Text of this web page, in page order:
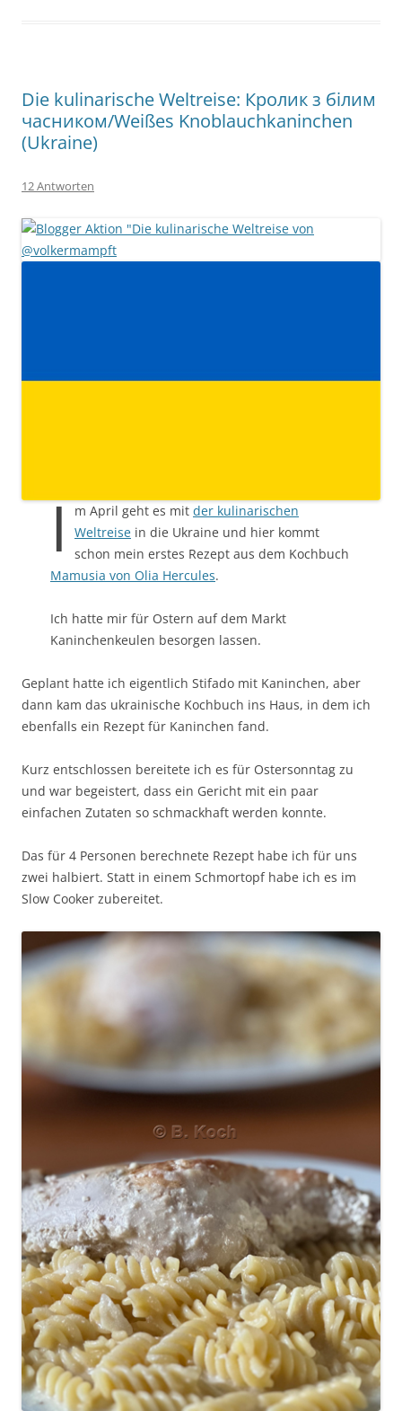
Die kulinarische Weltreise: Кролик з білим
часником/Weißes Knoblauchkaninchen
(Ukraine)
12 Antworten
I m April geht es mit der kulinarischen
Weltreise in die Ukraine und hier kommt
schon mein erstes Rezept aus dem Kochbuch
Mamusia von Olia Hercules.
Ich hatte mir für Ostern auf dem Markt
Kaninchenkeulen besorgen lassen.
Geplant hatte ich eigentlich Stifado mit Kaninchen, aber
dann kam das ukrainische Kochbuch ins Haus, in dem ich
ebenfalls ein Rezept für Kaninchen fand.
Kurz entschlossen bereitete ich es für Ostersonntag zu
und war begeistert, dass ein Gericht mit ein paar
einfachen Zutaten so schmackhaft werden konnte.
Das für 4 Personen berechnete Rezept habe ich für uns
zwei halbiert. Statt in einem Schmortopf habe ich es im
Slow Cooker zubereitet.